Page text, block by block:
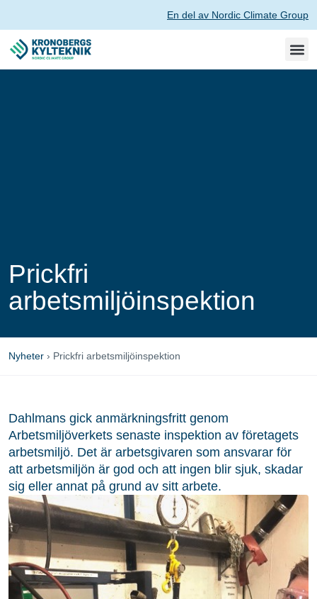
En del av Nordic Climate Group
Prickfri
arbetsmiljöinspektion
Nyheter › Prickfri arbetsmiljöinspektion
Dahlmans gick anmärkningsfritt genom
Arbetsmiljöverkets senaste inspektion av företagets
arbetsmiljö. Det är arbetsgivaren som ansvarar för
att arbetsmiljön är god och att ingen blir sjuk, skadar
sig eller annat på grund av sitt arbete.